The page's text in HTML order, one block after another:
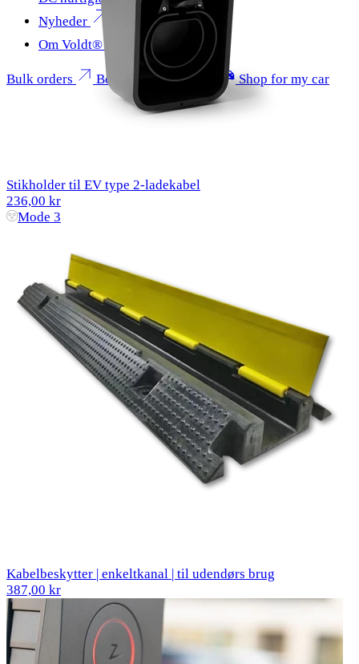
Nyheder
Om Voldt®
Bulk orders Become a partner Shop for my car
Stikholder til EV type 2-ladekabel
236,00 kr
Mode 3
Kabelbeskytter | enkeltkanal | til udendørs brug
387,00 kr